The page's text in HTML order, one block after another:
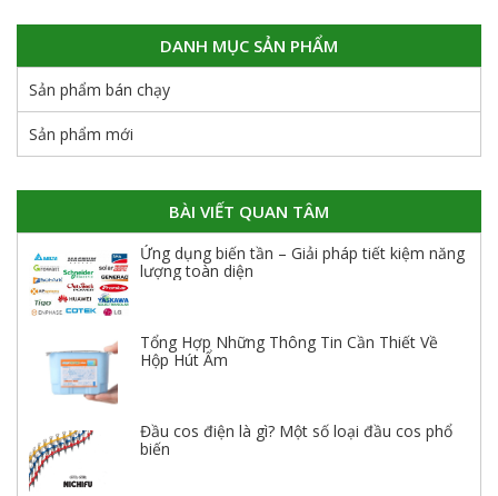
DANH MỤC SẢN PHẨM
Sản phẩm bán chạy
Sản phẩm mới
BÀI VIẾT QUAN TÂM
Ứng dụng biến tần – Giải pháp tiết kiệm năng
lượng toàn diện
Tổng Hợp Những Thông Tin Cần Thiết Về
Hộp Hút Ẩm
Đầu cos điện là gì? Một số loại đầu cos phổ
biến